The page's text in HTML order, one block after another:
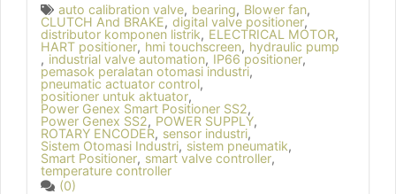
auto calibration valve, bearing, Blower fan,
CLUTCH And BRAKE, digital valve positioner,
distributor komponen listrik, ELECTRICAL MOTOR,
HART positioner, hmi touchscreen, hydraulic pump
, industrial valve automation, IP66 positioner,
pemasok peralatan otomasi industri,
pneumatic actuator control,
positioner untuk aktuator,
Power Genex Smart Positioner SS2,
Power Genex SS2, POWER SUPPLY,
ROTARY ENCODER, sensor industri,
Sistem Otomasi Industri, sistem pneumatik,
Smart Positioner, smart valve controller,
temperature controller
(0)